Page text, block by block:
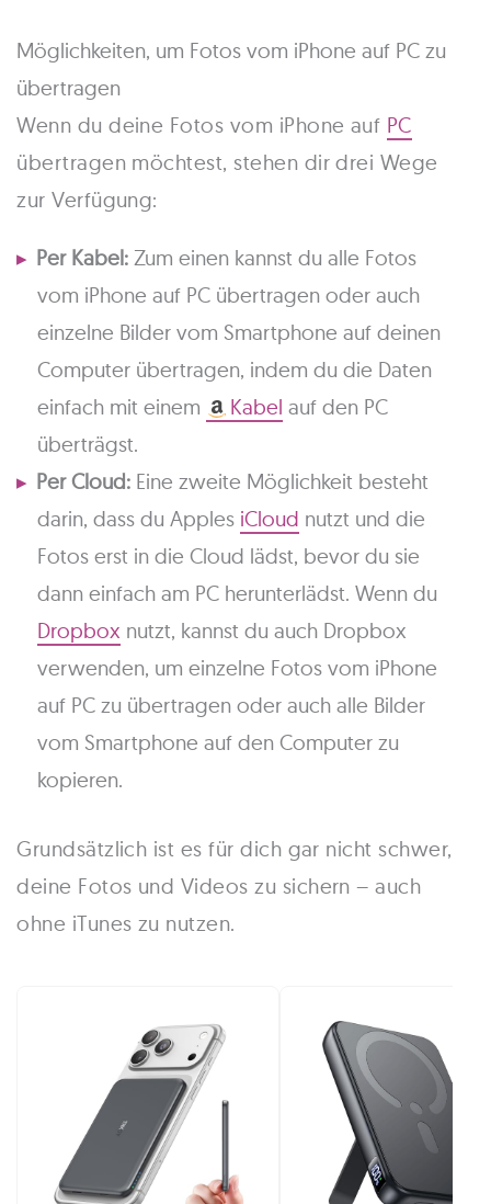
Möglichkeiten, um Fotos vom iPhone auf PC zu
übertragen
Wenn du deine Fotos vom iPhone auf PC
übertragen möchtest, stehen dir drei Wege
zur Verfügung:
Per Kabel:Zum einen kannst du alle Fotos
vom iPhone auf PC übertragen oder auch
einzelne Bilder vom Smartphone auf deinen
Computer übertragen, indem du die Daten
einfach mit einem
Kabel auf den PC
überträgst.
Per Cloud: Eine zweite Möglichkeit besteht
darin, dass du Apples iCloud nutzt und die
Fotos erst in die Cloud lädst, bevor du sie
dann einfach am PC herunterlädst. Wenn du
Dropbox nutzt, kannst du auch Dropbox
verwenden, um einzelne Fotos vom iPhone
auf PC zu übertragen oder auch alle Bilder
vom Smartphone auf den Computer zu
kopieren.
Grundsätzlich ist es für dich gar nicht schwer,
deine Fotos und Videos zu sichern – auch
ohne iTunes zu nutzen.